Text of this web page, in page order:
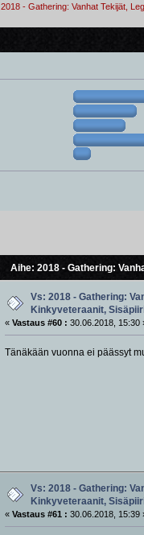
2018 - Gathering: Vanhat Tekijät,
Aihe: 2018 - Gathering:
Vs: 2018 - Gathering:
Kinkyveteraanit,
« Vastaus #60 : 30.06.2018, 15:30
Tänäkään vuonna ei päässyt
Vs: 2018 - Gathering:
Kinkyveteraanit,
« Vastaus #61 : 30.06.2018, 15:39